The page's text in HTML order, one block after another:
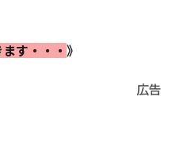
す・・・ 》
広告